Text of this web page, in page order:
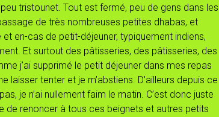
tristounet. Tout est fermé, peu de gens dans les
de très nombreuses petites dhabas, et
en-cas de petit-déjeuner, typiquement indiens,
Et surtout des pâtisseries, des pâtisseries, des
j’ai supprimé le petit déjeuner dans mes repas
laisser tenter et je m’abstiens. D’ailleurs depuis ce
je n’ai nullement faim le matin. C’est donc juste
de renoncer à tous ces beignets et autres petits